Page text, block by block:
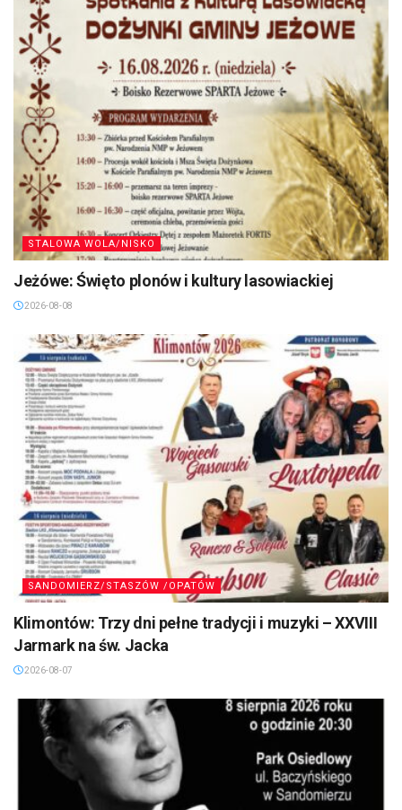
STALOWA WOLA/NISKO
Jeżówe: Święto plonów i kultury lasowiackiej
2026-08-08
SANDOMIERZ/STASZÓW /OPATÓW
Klimontów: Trzy dni pełne tradycji i muzyki – XXVIII
Jarmark na św. Jacka
2026-08-07